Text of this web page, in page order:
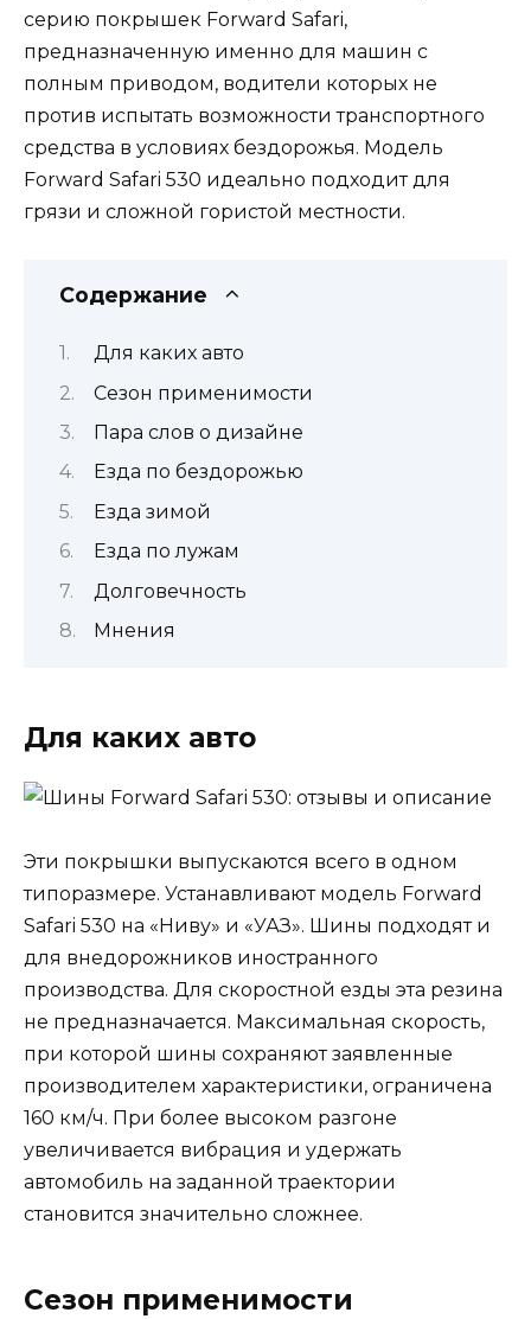
серию покрышек Forward Safari,
предназначенную именно для машин с
полным приводом, водители которых не
против испытать возможности транспортного
средства в условиях бездорожья. Модель
Forward Safari 530 идеально подходит для
грязи и сложной гористой местности.
Содержание
Для каких авто
Сезон применимости
Пара слов о дизайне
Езда по бездорожью
Езда зимой
Езда по лужам
Долговечность
Мнения
Для каких авто
Эти покрышки выпускаются всего в одном
типоразмере. Устанавливают модель Forward
Safari 530 на «Ниву» и «УАЗ». Шины подходят и
для внедорожников иностранного
производства. Для скоростной езды эта резина
не предназначается. Максимальная скорость,
при которой шины сохраняют заявленные
производителем характеристики, ограничена
160 км/ч. При более высоком разгоне
увеличивается вибрация и удержать
автомобиль на заданной траектории
становится значительно сложнее.
Сезон применимости